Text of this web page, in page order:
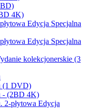
4K)
Edycja Specjalna
Edycja Specjalna
kolekcjonerskie (3
(1 DVD)
- (2BD 4K)
2-płytowa Edycja